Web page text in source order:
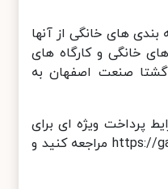
های خانگی از آنها
خانگی و کارگاه های
صنعت اصفهان به
ویژه ای برای
شما قرار دادیم. شما هم می توانید از طریق سایت به آدرس https://gashta-sanat.ir مراجعه کنید و